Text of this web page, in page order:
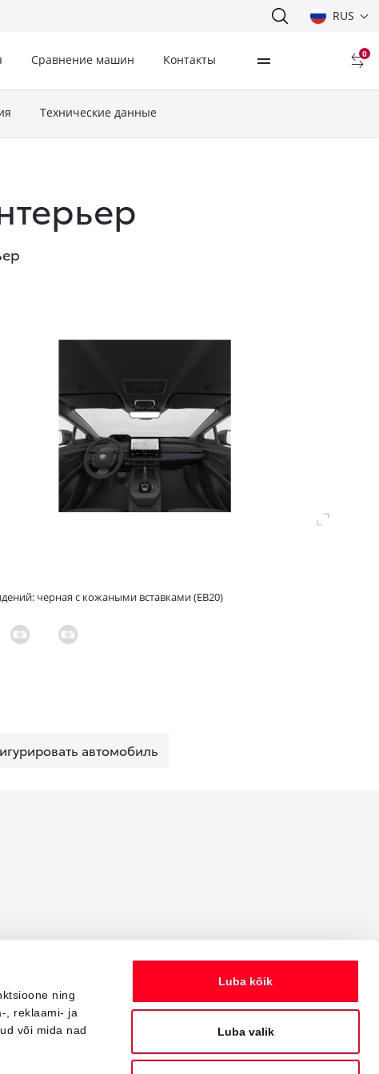
ning
, reklaami- ja
või mida nad
Luba kõik
Luba valik
RUS
0
Сравнение машин Kонтакты
Технические данные
черная с кожаными вставками (EB20)
автомобиль